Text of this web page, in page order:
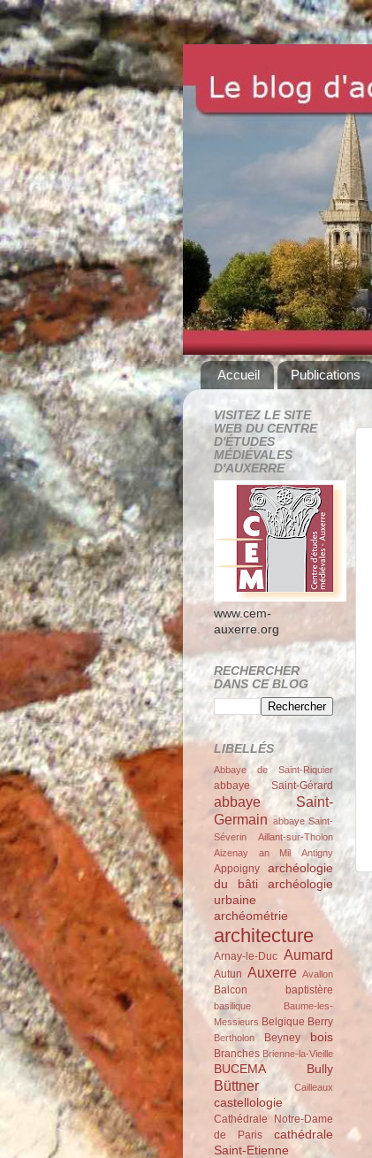
Accueil Publications
VISITEZ LE SITE
WEB DU CENTRE
D'ÉTUDES
MÉDIÉVALES
D'AUXERRE
www.cem-
auxerre.org
RECHERCHER
DANS CE BLOG
LIBELLÉS
Abbaye de Saint-Riquier
abbaye Saint-Gérard
abbaye Saint-
Germain abbaye Saint-
Séverin
Aillant-sur-Tholon
Aizenay
an Mil Antigny
Appoigny
archéologie
du bâti
archéologie
urbaine
archéométrie
architecture
Arnay-le-Duc Aumard
Autun Auxerre Avallon
Balcon baptistère
basilique
Baume-les-
Messieurs Belgique Berry
Bertholon Beyney bois
Branches Brienne-la-Vieille
BUCEMA Bully
Büttner Cailleaux
castellologie
Cathédrale Notre-Dame
de Paris
cathédrale
Saint-Etienne